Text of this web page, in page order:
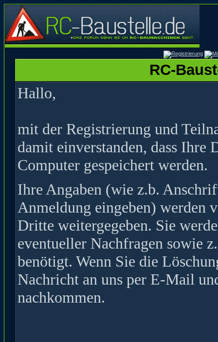
RC-
Hallo,
mit der Registrierung und
damit einverstanden, dass Ihre
Computer gespeichert werden.
Ihre Angaben (wie z.b.
Anmeldung eingeben) werden
Dritte weitergegeben. Sie
eventueller Nachfragen sowie
benötigt. Wenn Sie die
Nachricht an uns per E-Mail
nachkommen.